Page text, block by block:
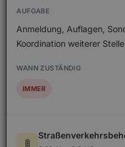
Anmeldung, Auflagen,
Koordination weiterer
IMMER
🚦